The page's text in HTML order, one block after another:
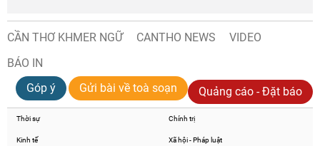
CẦN THƠ KHMER NGỮ CANTHO NEWS
VIDEO
BÁO IN
Góp ý
Gửi bài về toà soạn Quảng cáo - Đặt báo
Thời sự Chính trị
Kinh tế Xã hội - Pháp luật